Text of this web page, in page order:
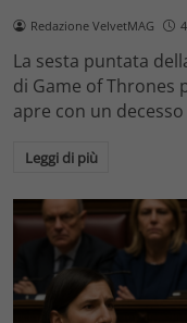
Redazione VelvetMAG
La sesta puntata
di Game of Thrones
apre con un
Leggi di più